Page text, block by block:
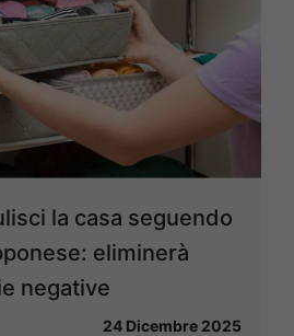
la casa seguendo
eliminerà
negative
24 Dicembre 2025